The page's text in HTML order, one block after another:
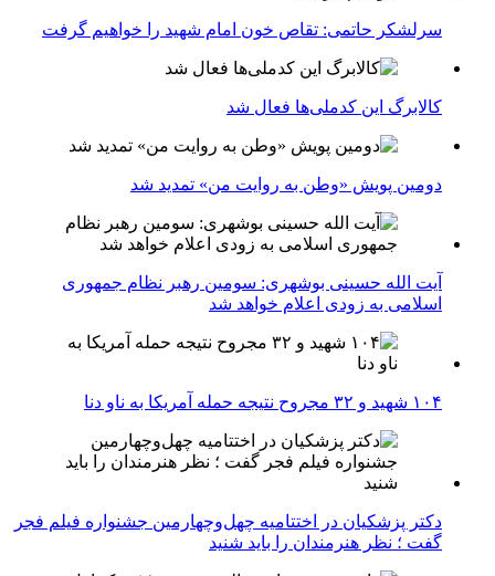
سرلشکر حاتمی: تقاص خون امام شهید را خواهیم گرفت
کالابرگ این کدملی‌ها فعال شد
دومین پویش «وطن به روایت من» تمدید شد
آیت الله حسینی بوشهری: سومین رهبر نظام جمهوری
اسلامی به زودی اعلام خواهد شد
۱۰۴ شهید و ۳۲ مجروح نتیجه حمله آمریکا به ناو دنا
دکتر پزشکیان در اختتامیه چهل‌وچهارمین جشنواره فیلم فجر
گفت ؛ نظر هنرمندان را باید شنید